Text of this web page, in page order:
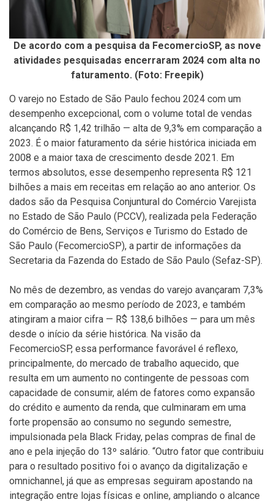
De acordo com a pesquisa da FecomercioSP, as nove
atividades pesquisadas encerraram 2024 com alta no
faturamento. (Foto: Freepik)
O varejo no Estado de São Paulo fechou 2024 com um
desempenho excepcional, com o volume total de vendas
alcançando R$ 1,42 trilhão — alta de 9,3% em comparação a
2023. É o maior faturamento da série histórica iniciada em
2008 e a maior taxa de crescimento desde 2021. Em
termos absolutos, esse desempenho representa R$ 121
bilhões a mais em receitas em relação ao ano anterior. Os
dados são da Pesquisa Conjuntural do Comércio Varejista
no Estado de São Paulo (PCCV), realizada pela Federação
do Comércio de Bens, Serviços e Turismo do Estado de
São Paulo (FecomercioSP), a partir de informações da
Secretaria da Fazenda do Estado de São Paulo (Sefaz-SP).
No mês de dezembro, as vendas do varejo avançaram 7,3%
em comparação ao mesmo período de 2023, e também
atingiram a maior cifra — R$ 138,6 bilhões — para um mês
desde o início da série histórica. Na visão da
FecomercioSP, essa performance favorável é reflexo,
principalmente, do mercado de trabalho aquecido, que
resulta em um aumento no contingente de pessoas com
capacidade de consumir, além de fatores como expansão
do crédito e aumento da renda, que culminaram em uma
forte propensão ao consumo no segundo semestre,
impulsionada pela Black Friday, pelas compras de final de
ano e pela injeção do 13º salário. “Outro fator que contribuiu
para o resultado positivo foi o avanço da digitalização e
omnichannel, já que as empresas seguiram apostando na
integração entre lojas físicas e online, ampliando o alcance